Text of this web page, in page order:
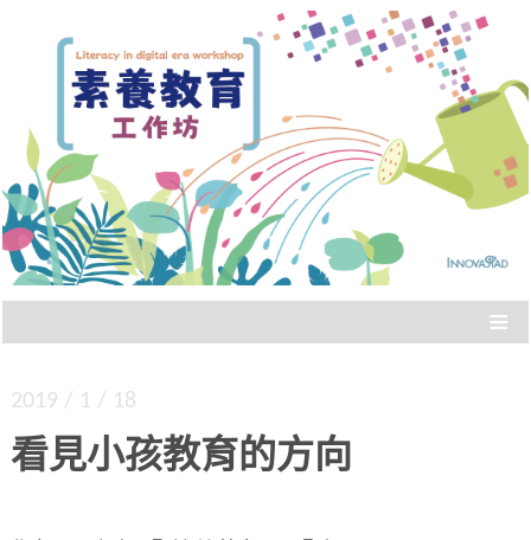
素養教育工作坊
Literacy in digital era workshop
≡
2019 / 1 / 18
看見小孩教育的方向